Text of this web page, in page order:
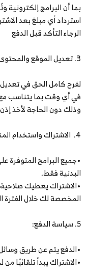
بما أن البرامج
استرداد أي مبلغ بعد
الرجاء التأكد قبل الدفع
3. تعديل الموقع والمحتوى
لفرح كامل الحق في
في أي وقت بما يتناسب
وذلك دون الحاجة لأخذ
4. الاشتراك واستخدام المنصة:
•جميع البرامج
البدنية فقط.
•الاشتراك يعطيك صلاحية
المخصصة لك خلال الفترة
5. سياسة الدفع:
•الدفع يتم عن طريق
•الاشتراك يبدأ تلقائيًا